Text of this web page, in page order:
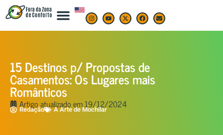
15 Destinos p/ Propostas de
Casamentos: Os Lugares mais
Românticos
Artigo atualizado em19/12/2024
Redação A Arte de Mochilar